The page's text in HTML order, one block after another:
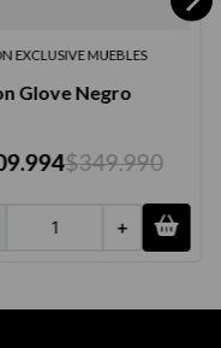
EXCLUSIVE MUEBLES
Glove Negro
.994$349.990
＋